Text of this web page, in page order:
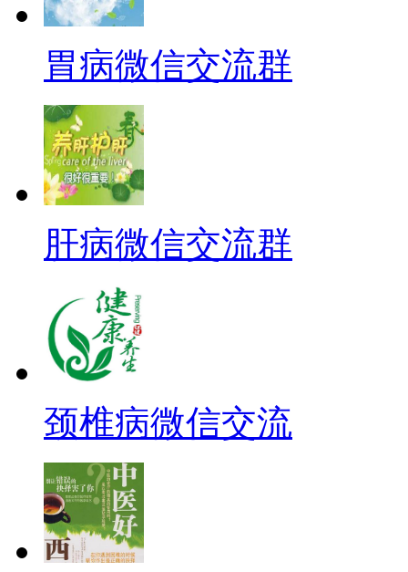
胃病微信交流群
肝病微信交流群
颈椎病微信交流